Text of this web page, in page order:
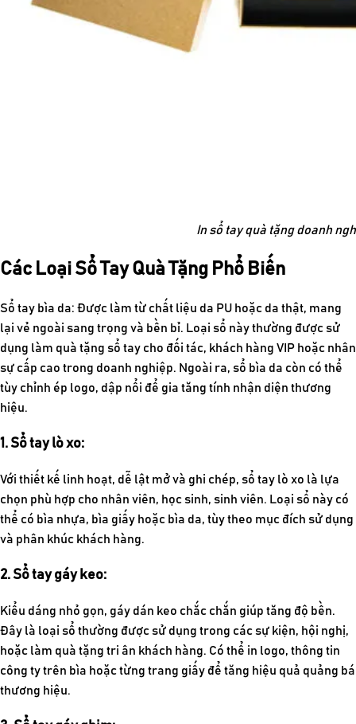
In sổ tay quà tặng doanh
Các Loại Sổ Tay Quà Tặng Phổ Biến
Sổ tay bìa da: Được làm từ chất liệu da PU hoặc da thật, mang
lại vẻ ngoài sang trọng và bền bỉ. Loại sổ này thường được sử
dụng làm quà tặng sổ tay cho đối tác, khách hàng VIP hoặc nhân
sự cấp cao trong doanh nghiệp. Ngoài ra, sổ bìa da còn có thể
tùy chỉnh ép logo, dập nổi để gia tăng tính nhận diện thương
hiệu.
1. Sổ tay lò xo:
Với thiết kế linh hoạt, dễ lật mở và ghi chép, sổ tay lò xo là lựa
chọn phù hợp cho nhân viên, học sinh, sinh viên. Loại sổ này có
thể có bìa nhựa, bìa giấy hoặc bìa da, tùy theo mục đích sử dụng
và phân khúc khách hàng.
2. Sổ tay gáy keo:
Kiểu dáng nhỏ gọn, gáy dán keo chắc chắn giúp tăng độ bền.
Đây là loại sổ thường được sử dụng trong các sự kiện, hội nghị,
hoặc làm quà tặng tri ân khách hàng. Có thể in logo, thông tin
công ty trên bìa hoặc từng trang giấy để tăng hiệu quả quảng bá
thương hiệu.